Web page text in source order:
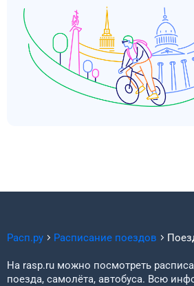
Расп.ру Расписание поездов
На rasp.ru можно посмотреть
поезда, самолёта, автобуса. Всю